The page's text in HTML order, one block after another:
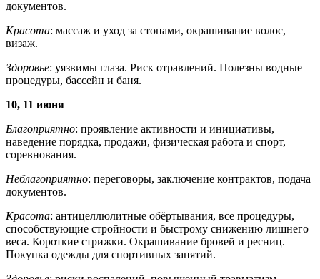
документов.
Красота: массаж и уход за стопами, окрашивание волос,
визаж.
Здоровье: уязвимы глаза. Риск отравлений. Полезны водные
процедуры, бассейн и баня.
10, 11 июня
Благоприятно: проявление активности и инициативы,
наведение порядка, продажи, физическая работа и спорт,
соревнования.
Неблагоприятно: переговоры, заключение контрактов, подача
документов.
Красота: антицеллюлитные обёртывания, все процедуры,
способствующие стройности и быстрому снижению лишнего
веса. Короткие стрижки. Окрашивание бровей и ресниц.
Покупка одежды для спортивных занятий.